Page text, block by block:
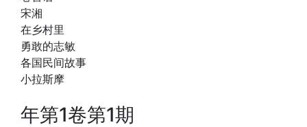
宋湘
在乡村里
勇敢的志敏
各国民间故事
小拉斯摩
年第1卷第1期